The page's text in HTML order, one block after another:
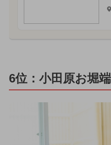
6位：小田原お堀